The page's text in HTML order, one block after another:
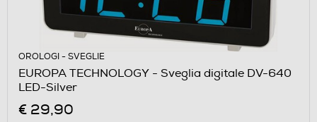
OROLOGI - SVEGLIE
EUROPA TECHNOLOGY - Sveglia digitale DV-640
LED-Silver
€ 29,90